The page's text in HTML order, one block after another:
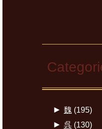
► 魏 (195)
► 呉(130)